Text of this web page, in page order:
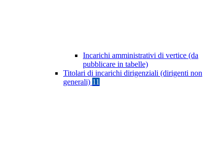
Incarichi amministrativi di vertice (da
pubblicare in tabelle)
Titolari di incarichi dirigenziali (dirigenti non
generali) 11